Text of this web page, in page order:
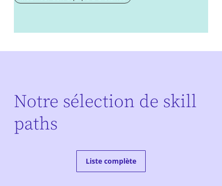
Notre sélection de skill
paths
Liste complète